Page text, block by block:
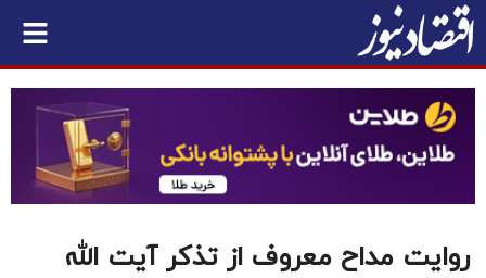
روایت مداح معروف از تذکر آیت الله